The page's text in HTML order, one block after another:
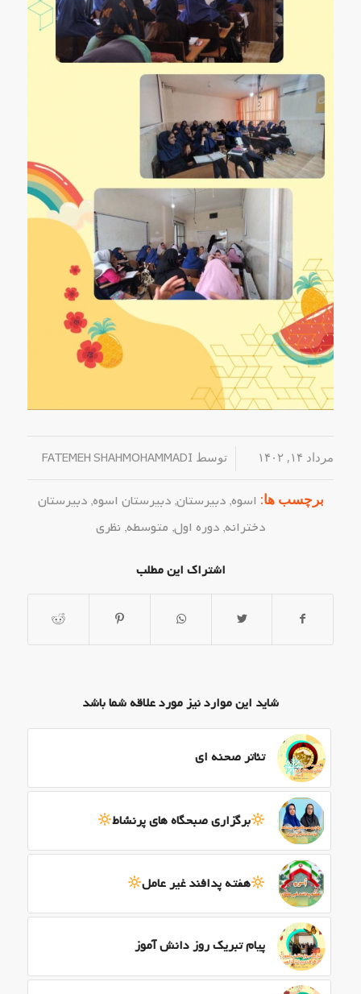
مرداد ۱۴, ۱۴۰۲ / توسط FATEMEH SHAHMOHAMMADI
برچسب ها: اسوه,دبیرستان,دبیرستان اسوه,دبیرستان
دخترانه, دوره اول, متوسطه, نظری
اشتراک این مطلب
شاید این موارد نیز مورد علاقه شما باشد
تئاتر صحنه ای
برگزاری صبحگاه های پرنشاط
هفته پدافند غیر عامل
پیام تبریک روز دانش آموز